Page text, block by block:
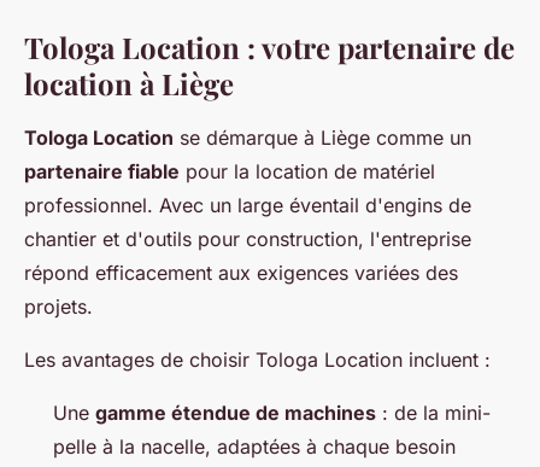
Tologa Location : votre partenaire de
location à Liège
Tologa Location se démarque à Liège comme un
partenaire fiable pour la location de matériel
professionnel. Avec un large éventail d'engins de
chantier et d'outils pour construction, l'entreprise
répond efficacement aux exigences variées des
projets.
Les avantages de choisir Tologa Location incluent :
Une gamme étendue de machines : de la mini-
pelle à la nacelle, adaptées à chaque besoin